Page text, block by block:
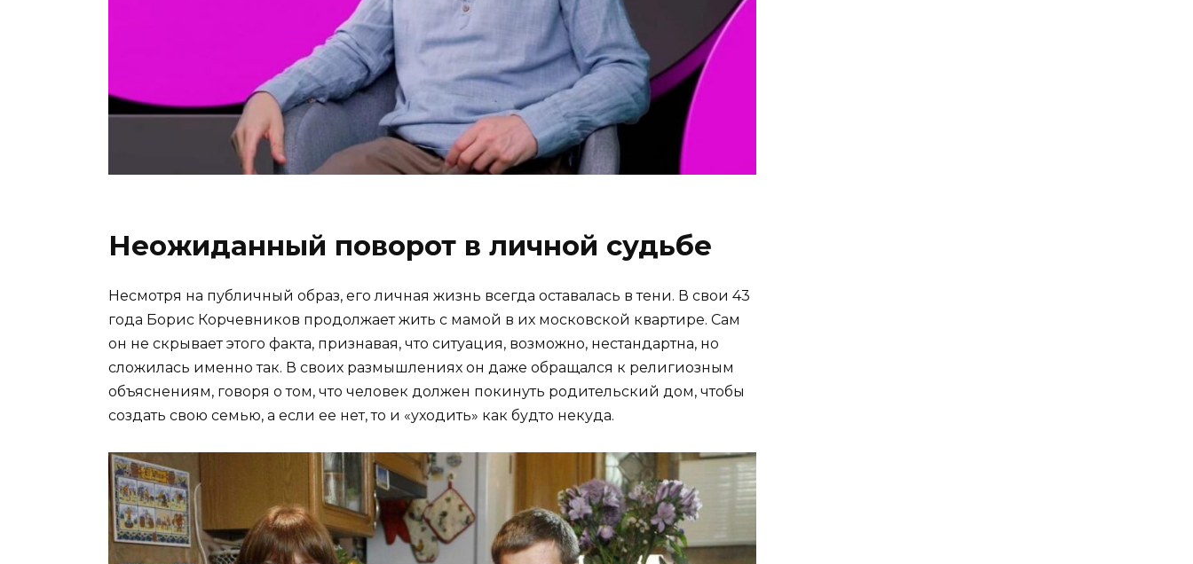
Неожиданный поворот в личной судьбе
Несмотря на публичный образ, его личная жизнь всегда оставалась в тени. В свои 43
года Борис Корчевников продолжает жить с мамой в их московской квартире. Сам
он не скрывает этого факта, признавая, что ситуация, возможно, нестандартна, но
сложилась именно так. В своих размышлениях он даже обращался к религиозным
объяснениям, говоря о том, что человек должен покинуть родительский дом, чтобы
создать свою семью, а если ее нет, то и «уходить» как будто некуда.